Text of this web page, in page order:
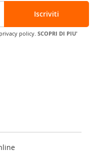
Iscriviti
policy. SCOPRI DI PIU'